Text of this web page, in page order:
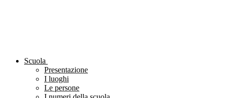
Scuola
Presentazione
I luoghi
Le persone